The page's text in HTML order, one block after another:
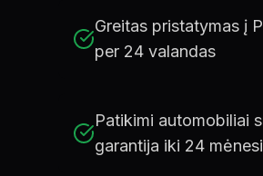
Greitas pristatymas į
per 24 valandas
Patikimi automobiliai
garantija iki 24